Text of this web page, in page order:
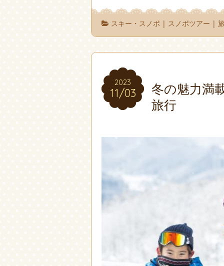
スキー・スノボ | スノボツアー |
2023
11/03
2023
11/03
冬の魅力満
旅行